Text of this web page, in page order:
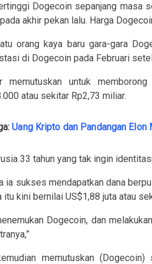
Dogecoin sepanjang masa
akhir pekan lalu. Harga
orang kaya baru gara-gara
di Dogecoin pada Februari
memutuskan untuk
atau sekitar Rp2,73 miliar.
Uang Kripto dan Pandangan Elon
33 tahun yang tak ingin
ia sukses mendapatkan dana
itu kini bernilai US$1,88 juta atau
Dogecoin, dan
memutuskan